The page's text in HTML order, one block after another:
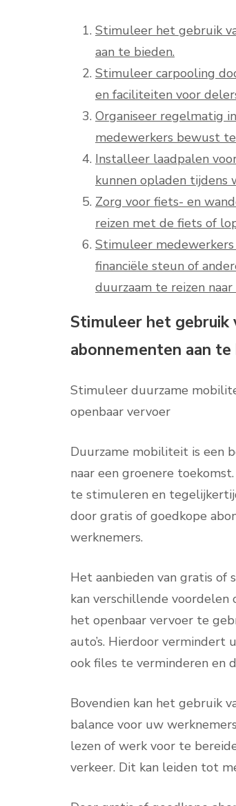
Stimuleer het gebruik
aan te bieden.
Stimuleer carpooling
en faciliteiten voor
Organiseer regelmatig
medewerkers bewust
Installeer laadpalen
kunnen opladen tijdens
Zorg voor fiets- en
reizen met de fiets of
Stimuleer
financiële steun of
duurzaam te reizen
Stimuleer het
abonnementen aan te
Stimuleer duurzame
openbaar vervoer
Duurzame mobiliteit is een
naar een groenere
te stimuleren en
door gratis of goedkope
werknemers.
Het aanbieden van gratis of
kan verschillende
het openbaar vervoer te
auto’s. Hierdoor
ook files te verminderen en
Bovendien kan het gebruik
balance voor uw
lezen of werk voor te
verkeer. Dit kan leiden tot